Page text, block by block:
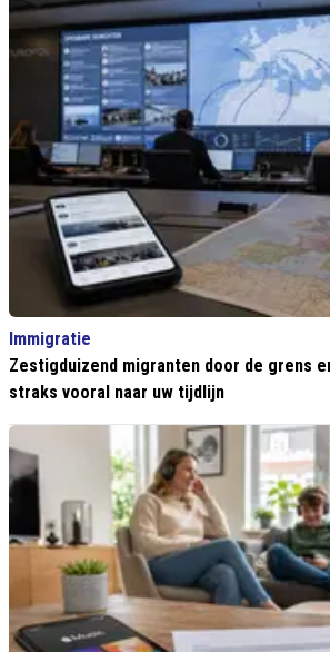
Immigratie
Zestigduizend migranten door de grens
straks vooral naar uw tijdlijn